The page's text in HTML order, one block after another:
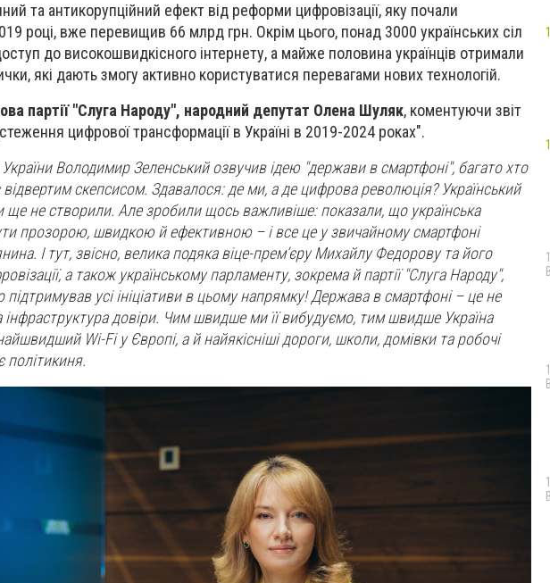
та антикорупційний ефект від реформи цифровізації, яку почали
році, вже перевищив 66 млрд грн. Окрім цього, понад 3000 українських сіл
до високошвидкісного інтернету, а майже половина українців отримали
які дають змогу активно користуватися перевагами нових технологій.
партії "Слуга Народу", народний депутат Олена Шуляк, коментуючи звіт
цифрової трансформації в Україні в 2019-2024 роках".
Володимир Зеленський озвучив ідею "держави в смартфоні", багато хто
відвертим скепсисом. Здавалося: де ми, а де цифрова революція? Український
ще не створили. Але зробили щось важливіше: показали, що українська
прозорою, швидкою й ефективною – і все це у звичайному смартфоні
І тут, звісно, велика подяка віце-премʼєру Михайлу Федорову та його
а також українському парламенту, зокрема й партії "Слуга Народу",
підтримував усі ініціативи в цьому напрямку! Держава в смартфоні – це не
інфраструктура довіри. Чим швидше ми її вибудуємо, тим швидше Україна
Wi-Fi у Європі, а й найякісніші дороги, школи, домівки та робочі
політикиня.